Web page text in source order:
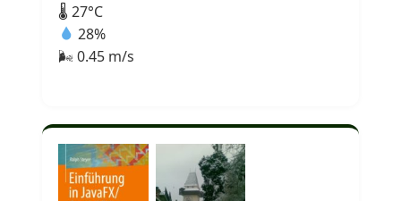
🌡 27°C
28%
🌬 0.45 m/s